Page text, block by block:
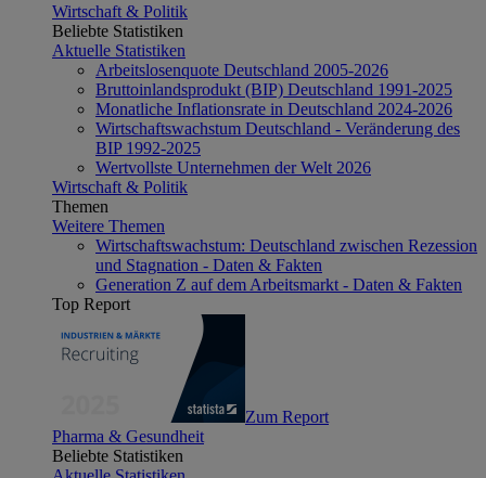
Wirtschaft & Politik
Beliebte Statistiken
Aktuelle Statistiken
Arbeitslosenquote Deutschland 2005-2026
Bruttoinlandsprodukt (BIP) Deutschland 1991-2025
Monatliche Inflationsrate in Deutschland 2024-2026
Wirtschaftswachstum Deutschland - Veränderung des
BIP 1992-2025
Wertvollste Unternehmen der Welt 2026
Wirtschaft & Politik
Themen
Weitere Themen
Wirtschaftswachstum: Deutschland zwischen Rezession
und Stagnation - Daten & Fakten
Generation Z auf dem Arbeitsmarkt - Daten & Fakten
Top Report
Zum Report
Pharma & Gesundheit
Beliebte Statistiken